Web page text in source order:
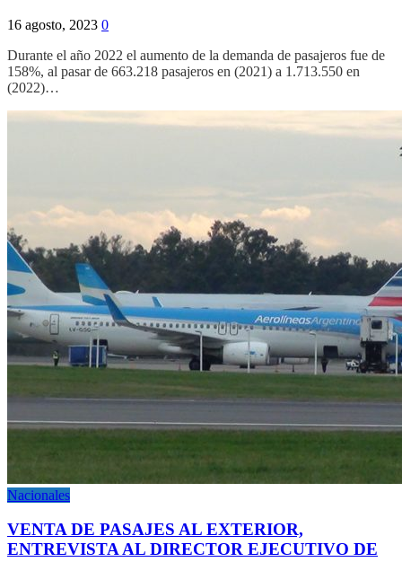
16 agosto, 2023 0
Durante el año 2022 el aumento de la demanda de pasajeros fue de
158%, al pasar de 663.218 pasajeros en (2021) a 1.713.550 en
(2022)…
Nacionales
VENTA DE PASAJES AL EXTERIOR,
ENTREVISTA AL DIRECTOR EJECUTIVO DE